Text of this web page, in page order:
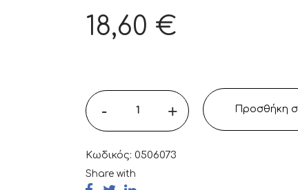
18,60 €
- + Προσθήκη
Κωδικός: 0506073
Share with